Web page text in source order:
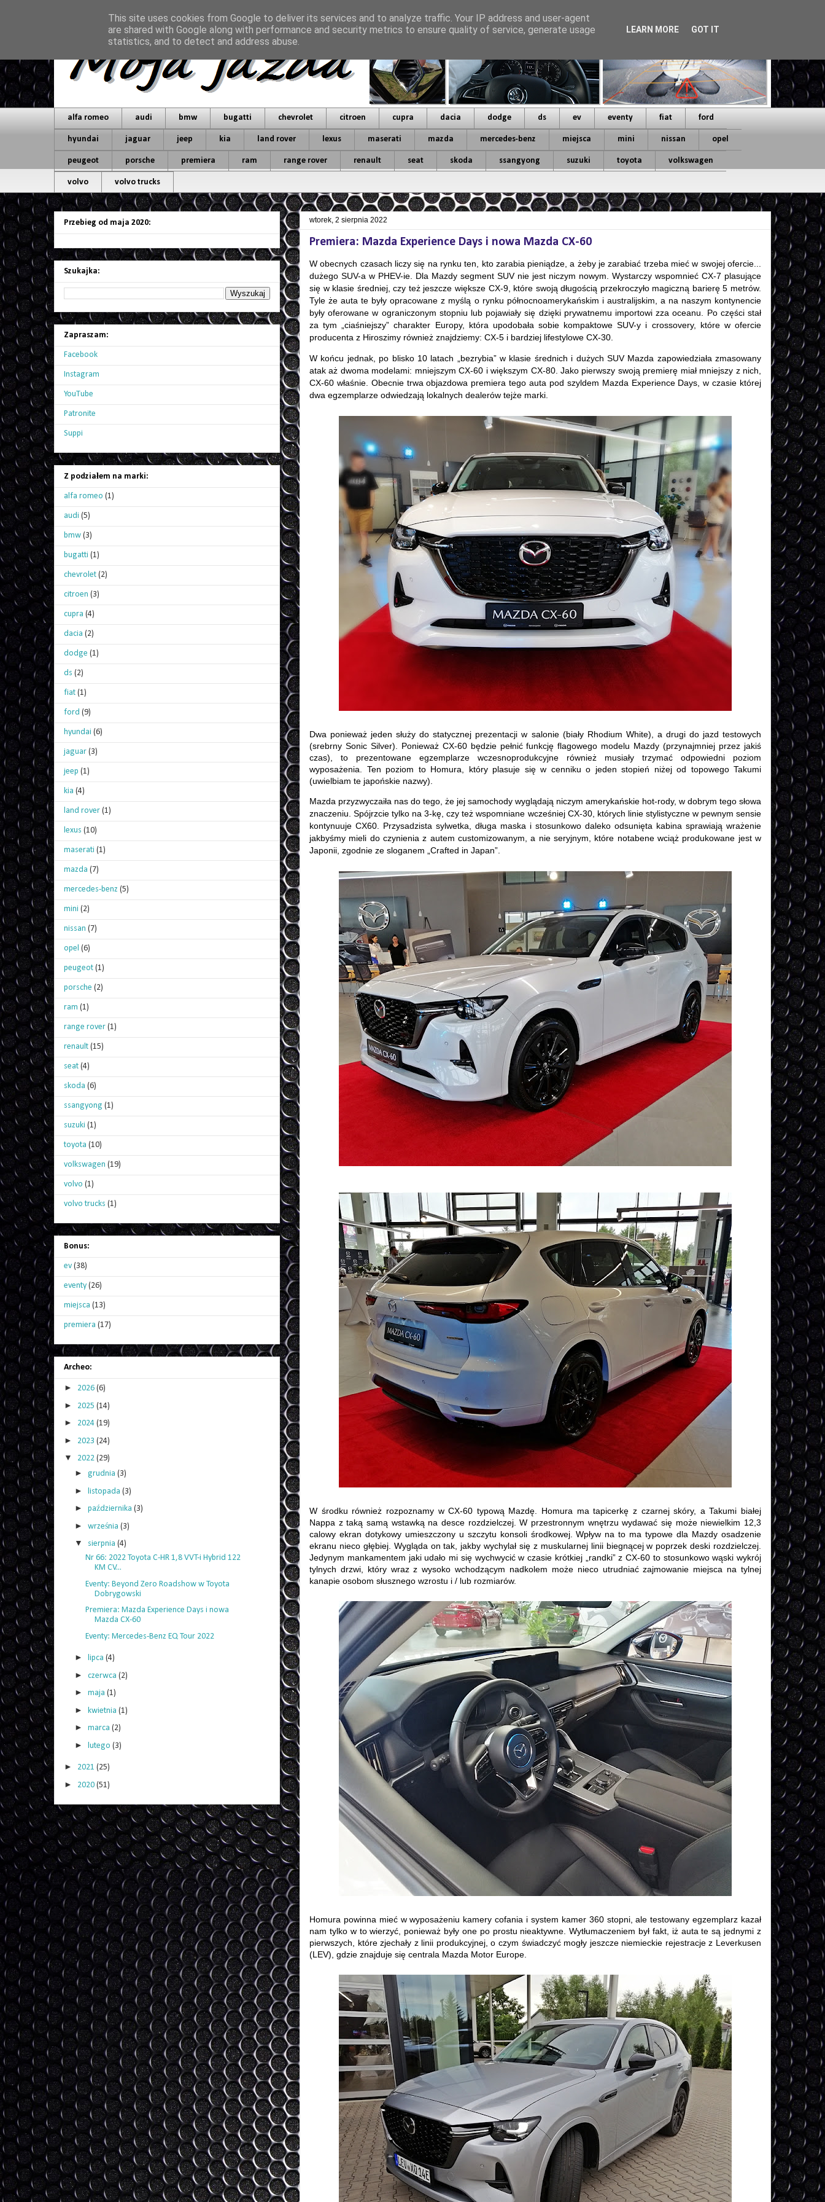
alfa romeo audi bmw bugatti chevrolet citroen cupra dacia dodge ds ev eventy fiat ford
hyundai jaguar jeep kia land rover lexus maserati mazda mercedes-benz miejsca mini nissan opel
peugeot porsche premiera ram range rover renault seat skoda ssangyong suzuki toyota volkswagen
volvo volvo trucks
wtorek, 2 sierpnia 2022
Premiera: Mazda Experience Days i nowa Mazda CX-60
W obecnych czasach liczy się na rynku ten, kto zarabia pieniądze, a żeby je zarabiać trzeba mieć w swojej ofercie...
dużego SUV-a w PHEV-ie. Dla Mazdy segment SUV nie jest niczym nowym. Wystarczy wspomnieć CX-7 plasujące
się w klasie średniej, czy też jeszcze większe CX-9, które swoją długością przekroczyło magiczną barierę 5 metrów.
Tyle że auta te były opracowane z myślą o rynku północnoamerykańskim i australijskim, a na naszym kontynencie
były oferowane w ograniczonym stopniu lub pojawiały się dzięki prywatnemu importowi zza oceanu. Po części stał
za tym „ciaśniejszy” charakter Europy, która upodobała sobie kompaktowe SUV-y i crossovery, które w ofercie
producenta z Hiroszimy również znajdziemy: CX-5 i bardziej lifestylowe CX-30.
W końcu jednak, po blisko 10 latach „bezrybia” w klasie średnich i dużych SUV Mazda zapowiedziała zmasowany
atak aż dwoma modelami: mniejszym CX-60 i większym CX-80. Jako pierwszy swoją premierę miał mniejszy z nich,
CX-60 właśnie. Obecnie trwa objazdowa premiera tego auta pod szyldem Mazda Experience Days, w czasie której
dwa egzemplarze odwiedzają lokalnych dealerów tejże marki.
Dwa ponieważ jeden służy do statycznej prezentacji w salonie (biały Rhodium White), a drugi do jazd testowych
(srebrny Sonic Silver). Ponieważ CX-60 będzie pełnić funkcję flagowego modelu Mazdy (przynajmniej przez jakiś
czas), to prezentowane egzemplarze wczesnoprodukcyjne również musiały trzymać odpowiedni poziom
wyposażenia. Ten poziom to Homura, który plasuje się w cenniku o jeden stopień niżej od topowego Takumi
(uwielbiam te japońskie nazwy).
Mazda przyzwyczaiła nas do tego, że jej samochody wyglądają niczym amerykańskie hot-rody, w dobrym tego słowa
znaczeniu. Spójrzcie tylko na 3-kę, czy też wspomniane wcześniej CX-30, których linie stylistyczne w pewnym sensie
kontynuuje CX60. Przysadzista sylwetka, długa maska i stosunkowo daleko odsunięta kabina sprawiają wrażenie
jakbyśmy mieli do czynienia z autem customizowanym, a nie seryjnym, które notabene wciąż produkowane jest w
Japonii, zgodnie ze sloganem „Crafted in Japan”.
W środku również rozpoznamy w CX-60 typową Mazdę. Homura ma tapicerkę z czarnej skóry, a Takumi białej
Nappa z taką samą wstawką na desce rozdzielczej. W przestronnym wnętrzu wydawać się może niewielkim 12,3
calowy ekran dotykowy umieszczony u szczytu konsoli środkowej. Wpływ na to ma typowe dla Mazdy osadzenie
ekranu nieco głębiej. Wygląda on tak, jakby wychylał się z muskularnej linii biegnącej w poprzek deski rozdzielczej.
Jedynym mankamentem jaki udało mi się wychwycić w czasie krótkiej „randki” z CX-60 to stosunkowo wąski wykrój
tylnych drzwi, który wraz z wysoko wchodzącym nadkolem może nieco utrudniać zajmowanie miejsca na tylnej
kanapie osobom słusznego wzrostu i / lub rozmiarów.
Homura powinna mieć w wyposażeniu kamery cofania i system kamer 360 stopni, ale testowany egzemplarz kazał
nam tylko w to wierzyć, ponieważ były one po prostu nieaktywne. Wytłumaczeniem był fakt, iż auta te są jednymi z
pierwszych, które zjechały z linii produkcyjnej, o czym świadczyć mogły jeszcze niemieckie rejestracje z Leverkusen
(LEV), gdzie znajduje się centrala Mazda Motor Europe.
Przebieg od maja 2020:
Szukajka:
Zapraszam:
Facebook
Instagram
YouTube
Patronite
Suppi
Z podziałem na marki:
alfa romeo (1)
audi (5)
bmw (3)
bugatti (1)
chevrolet (2)
citroen (3)
cupra (4)
dacia (2)
dodge (1)
ds (2)
fiat (1)
ford (9)
hyundai (6)
jaguar (3)
jeep (1)
kia (4)
land rover (1)
lexus (10)
maserati (1)
mazda (7)
mercedes-benz (5)
mini (2)
nissan (7)
opel (6)
peugeot (1)
porsche (2)
ram (1)
range rover (1)
renault (15)
seat (4)
skoda (6)
ssangyong (1)
suzuki (1)
toyota (10)
volkswagen (19)
volvo (1)
volvo trucks (1)
Bonus:
ev (38)
eventy (26)
miejsca (13)
premiera (17)
Archeo:
► 2026 (6)
► 2025 (14)
► 2024 (19)
► 2023 (24)
▼ 2022 (29)
► grudnia (3)
► listopada (3)
► października (3)
► września (3)
▼ sierpnia (4)
Nr 66: 2022 Toyota C-HR 1,8 VVT-i Hybrid 122
KM CV...
Eventy: Beyond Zero Roadshow w Toyota
Dobrygowski
Premiera: Mazda Experience Days i nowa
Mazda CX-60
Eventy: Mercedes-Benz EQ Tour 2022
► lipca (4)
► czerwca (2)
► maja (1)
► kwietnia (1)
► marca (2)
► lutego (3)
► 2021 (25)
► 2020 (51)
This site uses cookies from Google to deliver its services and to analyze traffic. Your IP address and user-agent
are shared with Google along with performance and security metrics to ensure quality of service, generate usage
statistics, and to detect and address abuse.
LEARN MORE GOT IT